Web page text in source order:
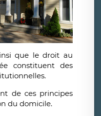
que le droit au
constituent des
de ces principes
du domicile.